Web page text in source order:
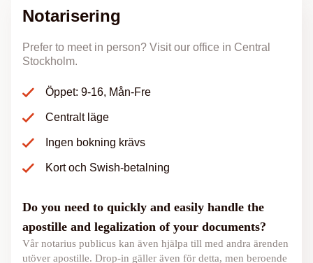
Notarisering
Prefer to meet in person? Visit our office in Central
Stockholm.
Öppet: 9-16, Mån-Fre
Centralt läge
Ingen bokning krävs
Kort och Swish-betalning
Do you need to quickly and easily handle the
apostille and legalization of your documents?
Vår notarius publicus kan även hjälpa till med andra ärenden
utöver apostille. Drop-in gäller även för detta, men beroende